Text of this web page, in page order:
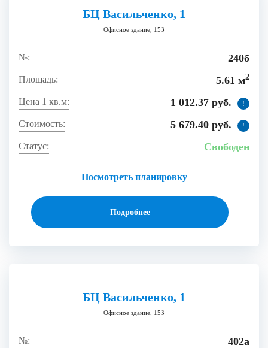
БЦ Васильченко, 1
Офисное здание, 153
240б
5.61 м2
1 012.37 руб. !
5 679.40 руб. !
Посмотреть планировку
Свободен
Подробнее
БЦ Васильченко, 1
Офисное здание, 153
402а